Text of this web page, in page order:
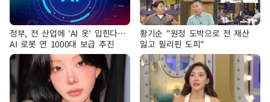
정부, 전 산업에 'AI 옷' 입힌다…
AI 로봇 연 1000대 보급 추진
황기순 "원정 도박으로 전 재산
잃고 필리핀 도피"